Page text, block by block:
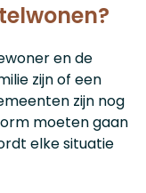
en de
zijn of een
zijn nog
moeten gaan
elke situatie